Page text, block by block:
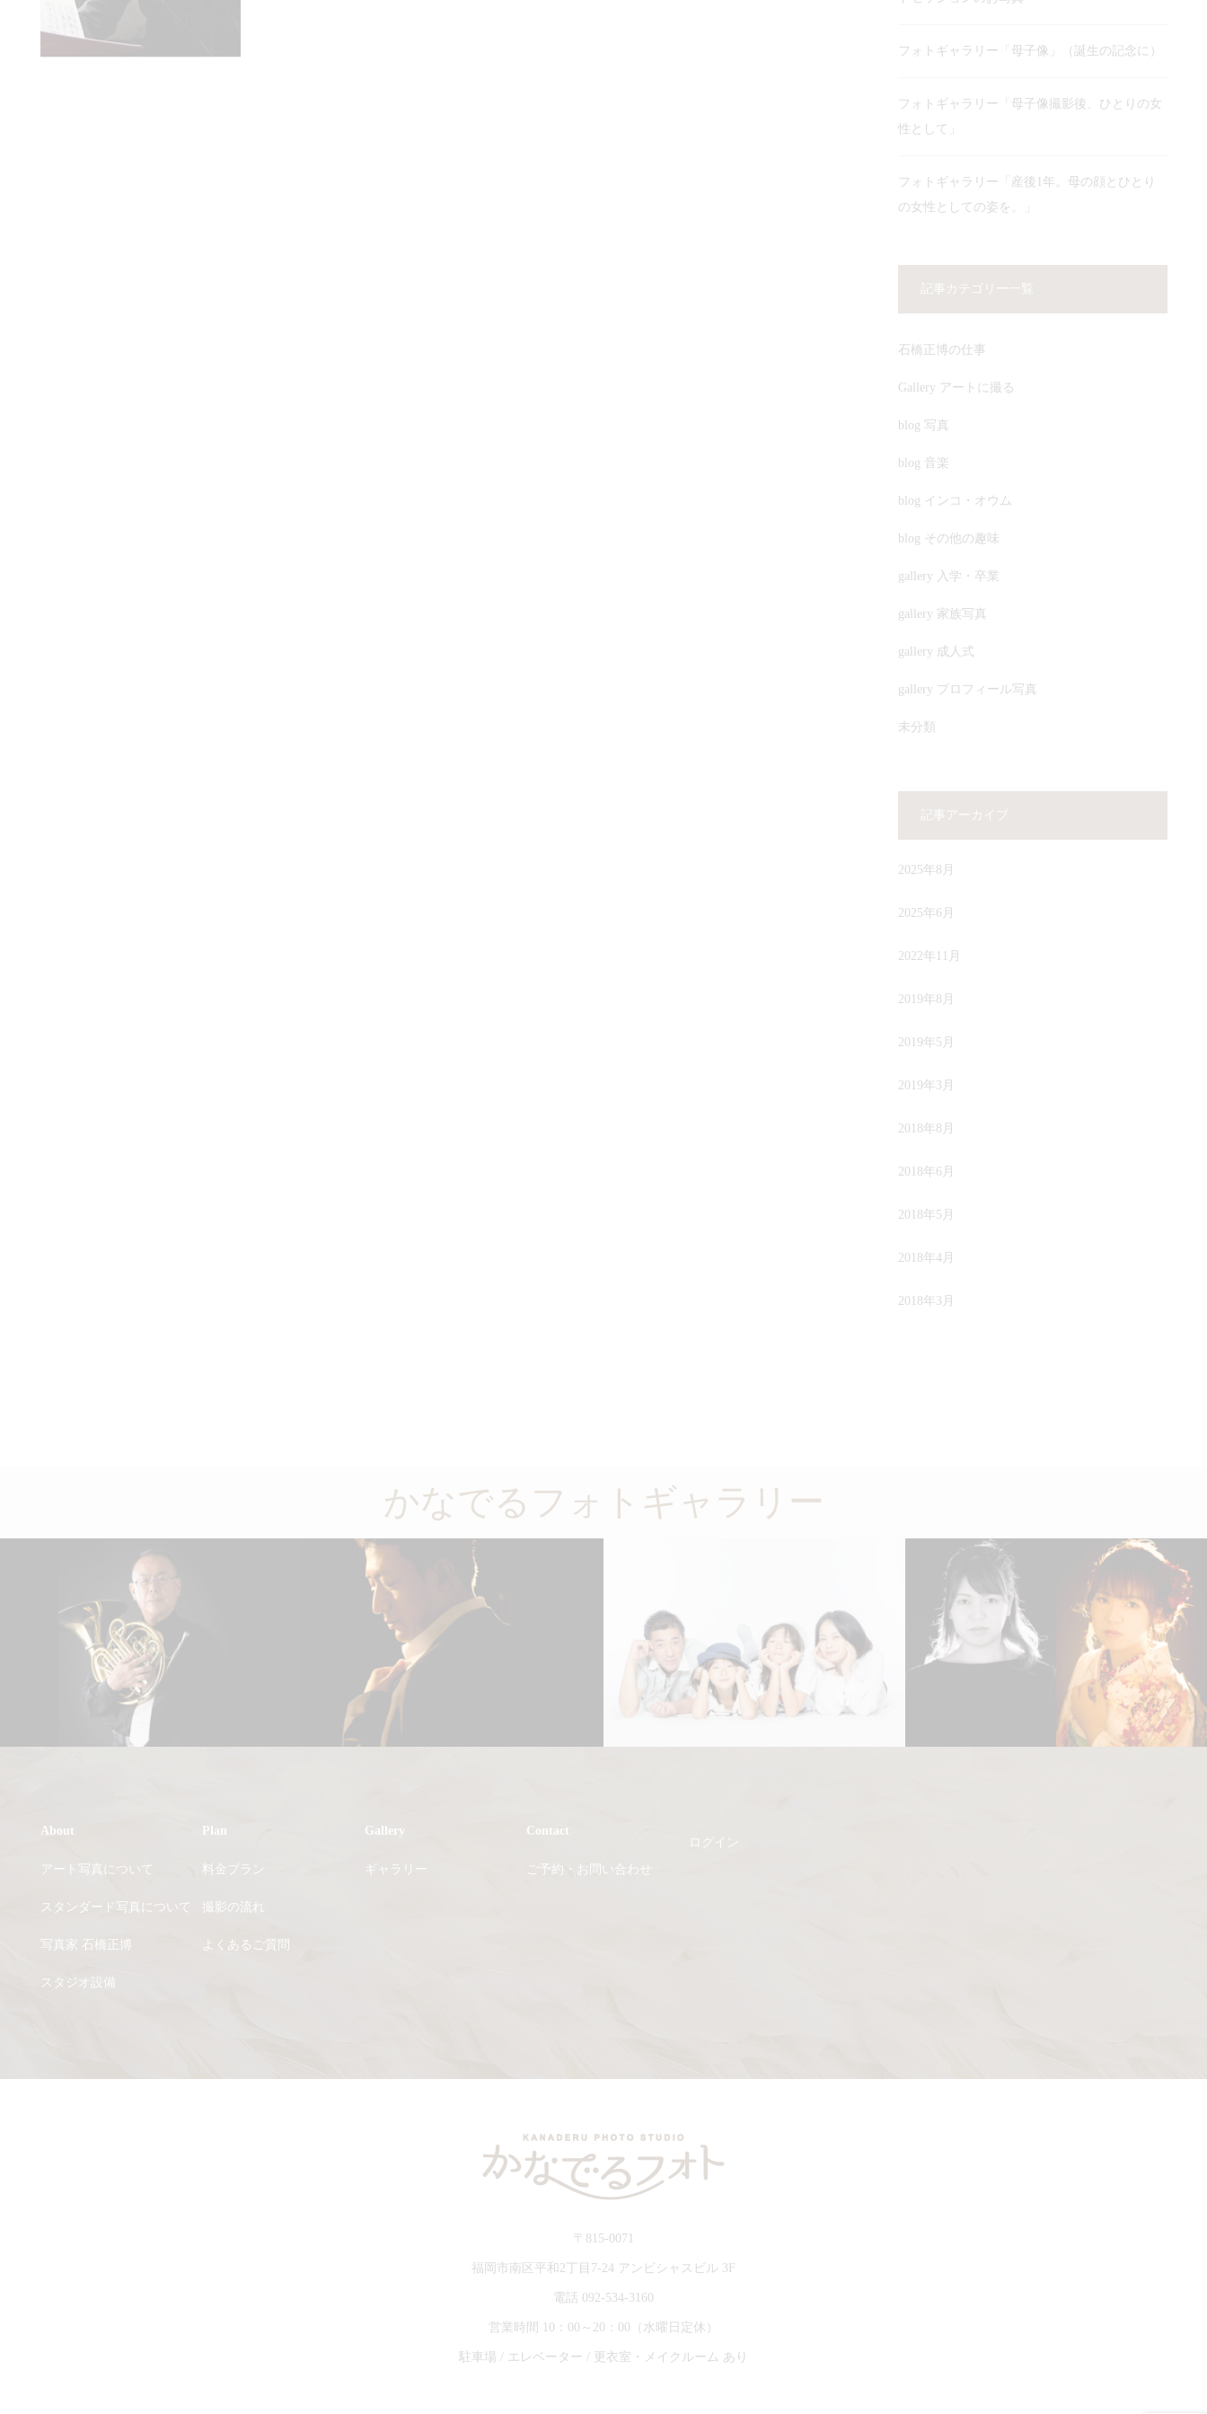
フォトギャラリー「母子像」（誕生の記念に）
フォトギャラリー「母子像撮影後、ひとりの女
性として」
フォトギャラリー「産後1年。母の顔とひとり
の女性としての姿を。」
記事カテゴリー一覧
石橋正博の仕事
Gallery アートに撮る
blog 写真
blog 音楽
blog インコ・オウム
blog その他の趣味
gallery 入学・卒業
gallery 家族写真
gallery 成人式
gallery プロフィール写真
未分類
記事アーカイブ
2025年8月
2025年6月
2022年11月
2019年8月
2019年5月
2019年3月
2018年8月
2018年6月
2018年5月
2018年4月
2018年3月
かなでるフォトギャラリー
About
アート写真について
スタンダード写真について
写真家 石橋正博
スタジオ設備
Plan
料金プラン
撮影の流れ
よくあるご質問
Gallery
ギャラリー
Contact
ご予約・お問い合わせ
ログイン
〒815-0071
福岡市南区平和2丁目7-24 アンビシャスビル 3F
電話 092-534-3160
営業時間 10：00～20：00（水曜日定休）
駐車場 / エレベーター / 更衣室・メイクルーム あり